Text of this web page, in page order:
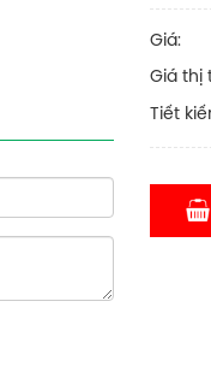
Giá:
Giá thị
Tiết